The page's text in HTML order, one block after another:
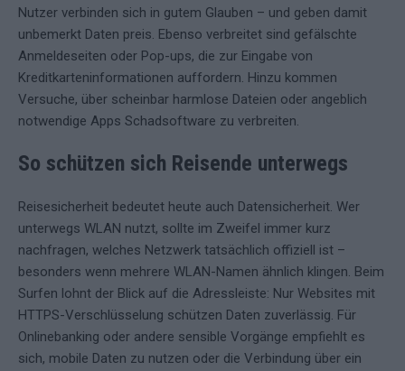
Nutzer verbinden sich in gutem Glauben – und geben damit
unbemerkt Daten preis. Ebenso verbreitet sind gefälschte
Anmeldeseiten oder Pop-ups, die zur Eingabe von
Kreditkarteninformationen auffordern. Hinzu kommen
Versuche, über scheinbar harmlose Dateien oder angeblich
notwendige Apps Schadsoftware zu verbreiten.
So schützen sich Reisende unterwegs
Reisesicherheit bedeutet heute auch Datensicherheit. Wer
unterwegs WLAN nutzt, sollte im Zweifel immer kurz
nachfragen, welches Netzwerk tatsächlich offiziell ist –
besonders wenn mehrere WLAN-Namen ähnlich klingen. Beim
Surfen lohnt der Blick auf die Adressleiste: Nur Websites mit
HTTPS-Verschlüsselung schützen Daten zuverlässig. Für
Onlinebanking oder andere sensible Vorgänge empfiehlt es
sich, mobile Daten zu nutzen oder die Verbindung über ein